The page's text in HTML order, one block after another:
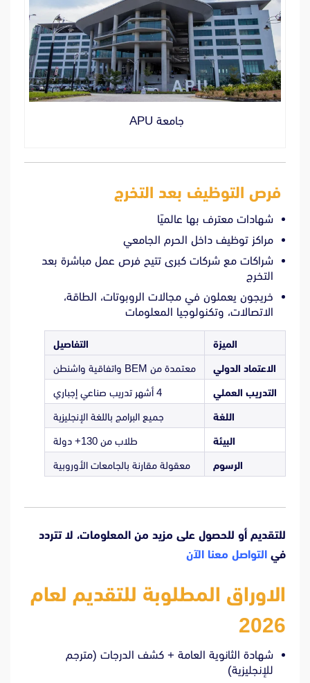
جامعة APU
فرص التوظيف بعد التخرج
شهادات معترف بها عالميًا
مراكز توظيف داخل الحرم الجامعي
شراكات مع شركات كبرى تتيح فرص عمل مباشرة بعد
التخرج
خريجون يعملون في مجالات الروبوتات، الطاقة،
الاتصالات، وتكنولوجيا المعلومات
الميزة التفاصيل
الاعتماد الدولي معتمدة من BEM واتفاقية واشنطن
التدريب العملي 4 أشهر تدريب صناعي إجباري
اللغة جميع البرامج باللغة الإنجليزية
البيئة طلاب من 130+ دولة
الرسوم معقولة مقارنة بالجامعات الأوروبية
للتقديم أو للحصول على مزيد من المعلومات، لا تتردد
في التواصل معنا الآن
الاوراق المطلوبة للتقديم لعام
2026
شهادة الثانوية العامة + كشف الدرجات (مترجم
للإنجليزية)